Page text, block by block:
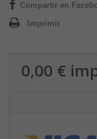
Compartir en
Imprimir
0,00 €